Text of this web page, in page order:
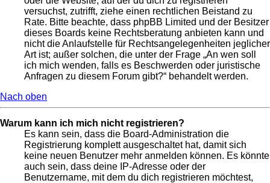
versuchst, zutrifft, ziehe einen rechtlichen Beistand zu
Rate. Bitte beachte, dass phpBB Limited und der Besitzer
dieses Boards keine Rechtsberatung anbieten kann und
nicht die Anlaufstelle für Rechtsangelegenheiten jeglicher
Art ist; außer solchen, die unter der Frage „An wen soll
ich mich wenden, falls es Beschwerden oder juristische
Anfragen zu diesem Forum gibt?“ behandelt werden.
Nach oben
Warum kann ich mich nicht registrieren?
Es kann sein, dass die Board-Administration die
Registrierung komplett ausgeschaltet hat, damit sich
keine neuen Benutzer mehr anmelden können. Es könnte
auch sein, dass deine IP-Adresse oder der
Benutzername, mit dem du dich registrieren möchtest,